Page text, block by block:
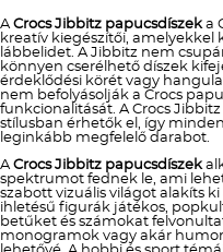
ACrocs Jibbitz papucsdíszeka
kreatív kiegészítői, amelyekkel
lábbelidet. A Jibbitz nem
könnyen cserélhető díszek
érdeklődési körét vagy
nem befolyásolják a Crocs
funkcionalitását. A Crocs
stílusban érhetők el, így
leginkább megfelelő darabot.
ACrocs Jibbitz papucsdíszek
spektrumot fednek le, ami
szabott vizuális világot alakíts
ihletésű figurák játékos,
betűket és számokat
monogramok vagy akár